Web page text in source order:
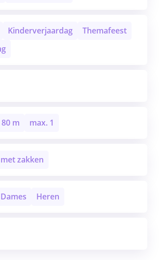
Kinderverjaardag
Themafeest
80 m max. 1
zakken
Dames Heren